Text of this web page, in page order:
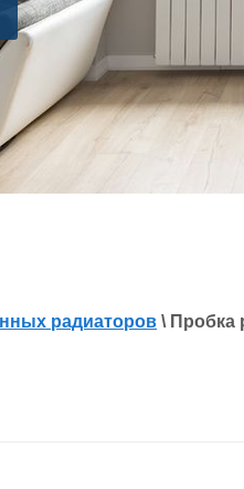
радиаторов \ Пробка